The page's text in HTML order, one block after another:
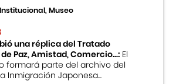
Institucional, Museo
una réplica del Tratado
Paz, Amistad, Comercio...:El
formará parte del archivo del
Inmigración Japonesa...